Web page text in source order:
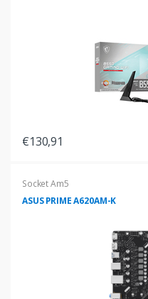
€130,91
Socket Am5
ASUS PRIME A620AM-K